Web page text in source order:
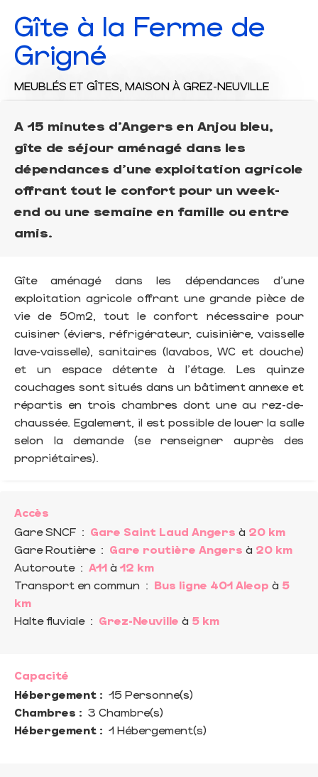
Gîte à la Ferme de
Grigné
MEUBLÉS ET GÎTES, MAISON À GREZ-NEUVILLE
A 15 minutes d'Angers en Anjou bleu,
gîte de séjour aménagé dans les
dépendances d'une exploitation agricole
offrant tout le confort pour un week-
end ou une semaine en famille ou entre
amis.
Gîte aménagé dans les dépendances d'une
exploitation agricole offrant une grande pièce de
vie de 50m2, tout le confort nécessaire pour
cuisiner (éviers, réfrigérateur, cuisinière, vaisselle
lave-vaisselle), sanitaires (lavabos, WC et douche)
et un espace détente à l'étage. Les quinze
couchages sont situés dans un bâtiment annexe et
répartis en trois chambres dont une au rez-de-
chaussée. Egalement, il est possible de louer la salle
selon la demande (se renseigner auprès des
propriétaires).
Accès
Gare SNCF : Gare Saint Laud Angers à 20 km
Gare Routière: Gare routière Angers à 20 km
Autoroute: A11 à 12 km
Transport en commun : Bus ligne 401 Aleop à 5
km
Halte fluviale: Grez-Neuville à 5 km
Capacité
Hébergement : 15 Personne(s)
Chambres : 3 Chambre(s)
Hébergement : 1 Hébergement(s)